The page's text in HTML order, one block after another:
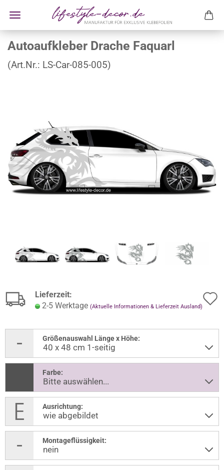
Autoaufkleber Drache Faquarl
(Art.Nr.: LS-Car-085-005)
Lieferzeit:
2-5 Werktage (Aktuelle Informationen & Lieferzeit Ausland)
Größenauswahl Länge x Höhe:
Farbe:
Ausrichtung:
Montageflüssigkeit: